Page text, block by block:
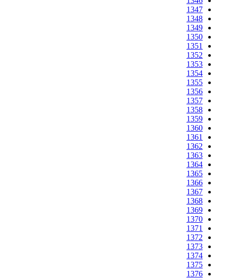
1347
1348
1349
1350
1351
1352
1353
1354
1355
1356
1357
1358
1359
1360
1361
1362
1363
1364
1365
1366
1367
1368
1369
1370
1371
1372
1373
1374
1375
1376